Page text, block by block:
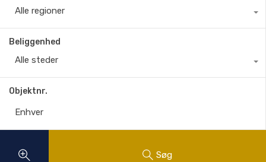
Alle regioner
Beliggenhed
Alle steder
Objektnr.
Søg